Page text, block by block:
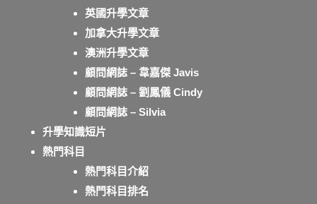
英國升學文章
加拿大升學文章
澳洲升學文章
顧問網誌 – 韋嘉傑 Javis
顧問網誌 – 劉鳳儀 Cindy
顧問網誌 – Silvia
升學知識短片
熱門科目
熱門科目介紹
熱門科目排名